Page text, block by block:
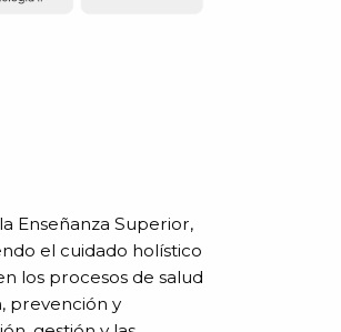
Enseñanza Superior,
el cuidado holístico
los procesos de salud
prevención y